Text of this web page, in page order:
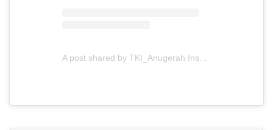
A post shared by TKI_Anugerah Insani (@tki_anugerahinsani)